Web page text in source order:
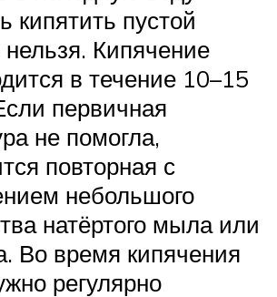
кипятить пустой
нельзя. Кипячение
в течение 10–15
первичная
не помогла,
повторная с
небольшого
натёртого мыла или
Во время кипячения
регулярно